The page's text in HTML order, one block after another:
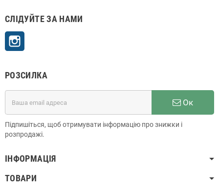
СЛІДУЙТЕ ЗА НАМИ
РОЗСИЛКА
Ок
Підпишіться, щоб отримувати інформацію про знижки і
розпродажі.
ІНФОРМАЦІЯ
ТОВАРИ